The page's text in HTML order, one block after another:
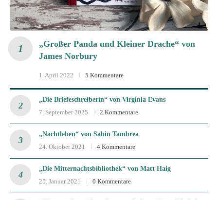
„Großer Panda und Kleiner Drache“ von
James Norbury
1. April 2022 5 Kommentare
„Die Briefeschreiberin“ von Virginia Evans
7. September 2025
2 Kommentare
„Nachtleben“ von Sabin Tambrea
24. Oktober 2021
4 Kommentare
„Die Mitternachtsbibliothek“ von Matt Haig
25. Januar 2021
0 Kommentare